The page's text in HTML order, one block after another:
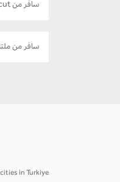
سافر من Calicut إلى صلالة
سافر من
in Turkiye.